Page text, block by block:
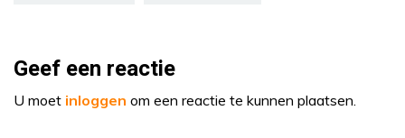
Geef een reactie
U moet inloggen om een reactie te kunnen plaatsen.